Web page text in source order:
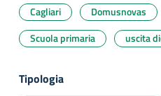
Cagliari Domusnovas
Scuola primaria
uscita
Tipologia